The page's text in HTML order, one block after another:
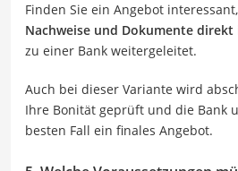
Finden Sie ein Angebot
Nachweise und Dokumente direkt
zu einer Bank weitergeleitet.
Auch bei dieser Variante wird
Ihre Bonität geprüft und die Bank
besten Fall ein finales Angebot.